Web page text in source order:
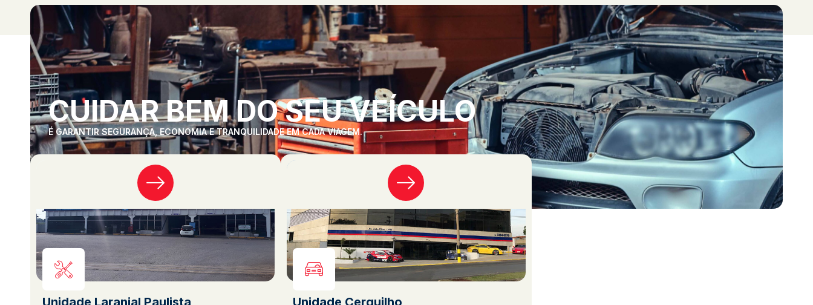
CUIDAR BEM DO SEU VEÍCULO
É GARANTIR SEGURANÇA, ECONOMIA E TRANQUILIDADE EM CADA VIAGEM.
Unidade Laranjal Paulista Unidade Cerquilho